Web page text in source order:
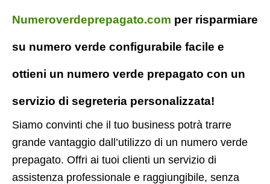
Numeroverdeprepagato.com per risparmiare
su numero verde configurabile facile e
ottieni un numero verde prepagato con un
servizio di segreteria personalizzata!
Siamo convinti che il tuo business potrà trarre
grande vantaggio dall’utilizzo di un numero verde
prepagato. Offri ai tuoi clienti un servizio di
assistenza professionale e raggiungibile, senza